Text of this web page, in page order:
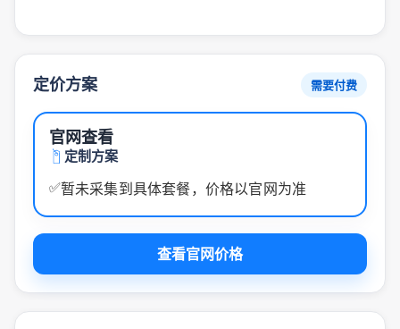
定价方案 需要付费
官网查看
定制方案
✅暂未采集到具体套餐，价格以官网为准
查看官网价格